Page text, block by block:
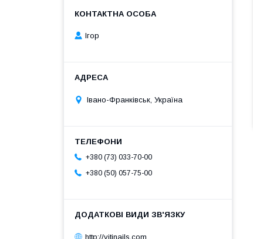
Ігор
Івано-Франківськ, Україна
+380 (73) 033-70-00
+380 (50) 057-75-00
http://vitinails.com